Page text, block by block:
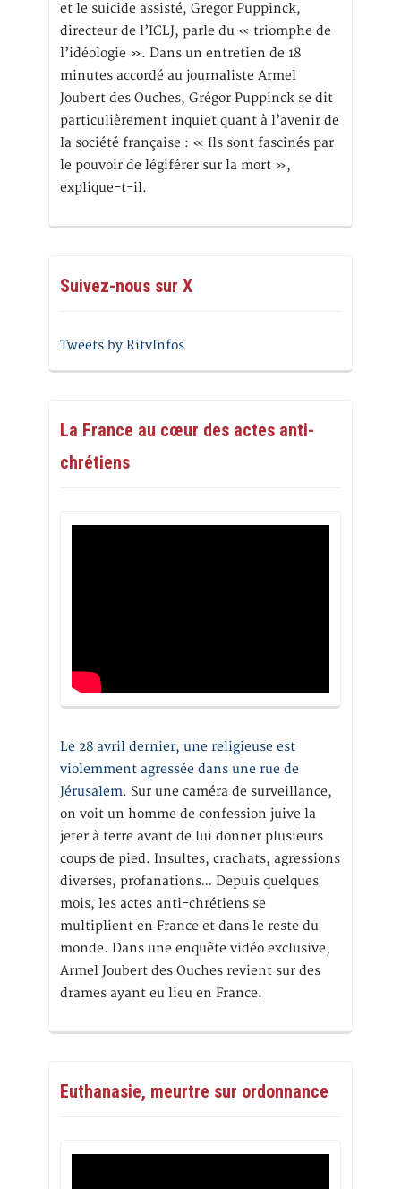
et le suicide assisté, Gregor Puppinck,
directeur de l’ICLJ, parle du « triomphe de
l’idéologie ». Dans un entretien de 18
minutes accordé au journaliste Armel
Joubert des Ouches, Grégor Puppinck se dit
particulièrement inquiet quant à l’avenir de
la société française : « Ils sont fascinés par
le pouvoir de légiférer sur la mort »,
explique-t-il.
Suivez-nous sur X
Tweets by RitvInfos
La France au cœur des actes anti-
chrétiens
Le 28 avril dernier, une religieuse est
violemment agressée dans une rue de
Jérusalem. Sur une caméra de surveillance,
on voit un homme de confession juive la
jeter à terre avant de lui donner plusieurs
coups de pied. Insultes, crachats, agressions
diverses, profanations… Depuis quelques
mois, les actes anti-chrétiens se
multiplient en France et dans le reste du
monde. Dans une enquête vidéo exclusive,
Armel Joubert des Ouches revient sur des
drames ayant eu lieu en France.
Euthanasie, meurtre sur ordonnance